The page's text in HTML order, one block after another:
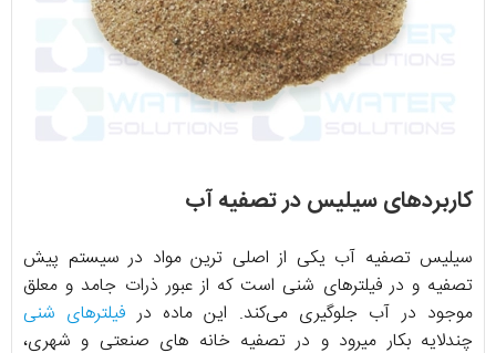
کاربردهای سیلیس در تصفیه آب
سیلیس تصفیه آب یکی از اصلی ترین مواد در سیستم پیش
تصفیه و در فیلترهای شنی است که از عبور ذرات جامد و معلق
موجود در آب جلوگیری می‌کند. این ماده در فیلترهای شنی
چندلایه بکار میرود و در تصفیه خانه های صنعتی و شهری،